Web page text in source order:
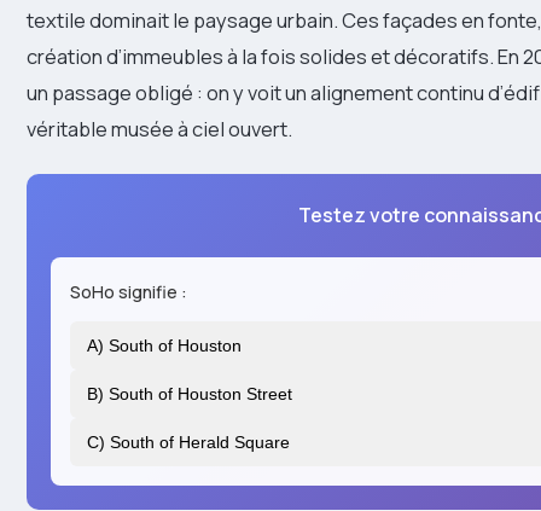
textile dominait le paysage urbain. Ces façades en
création d’immeubles à la fois solides et décoratifs. En
un passage obligé : on y voit un alignement continu
véritable musée à ciel ouvert.
Testez votre
SoHo signifie :
A) South of Houston
B) South of Houston Street
C) South of Herald Square